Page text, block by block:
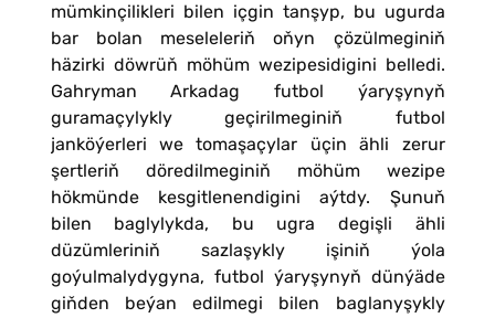
mümkinçilikleri bilen içgin tanşyp, bu ugurda
bar bolan meseleleriň oňyn çözülmeginiň
häzirki döwrüň möhüm wezipesidigini belledi.
Gahryman Arkadag futbol ýaryşynyň
guramaçylykly geçirilmeginiň futbol
janköýerleri we tomaşaçylar üçin ähli zerur
şertleriň döredilmeginiň möhüm wezipe
hökmünde kesgitlenendigini aýtdy. Şunuň
bilen baglylykda, bu ugra degişli ähli
düzümleriniň sazlaşykly işiniň ýola
goýulmalydygyna, futbol ýaryşynyň dünýäde
giňden beýan edilmegi bilen baglanyşykly